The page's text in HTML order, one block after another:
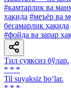
#камтарлик ва
ҳақида #меъёр ва
бесамарлик ҳақида
#фойда ва зарар
Тил суяксиз бўлар.
* * *
Til suyaksiz bo‘lar.